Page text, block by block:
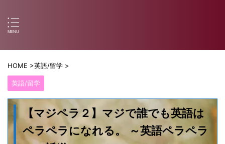
HOME >英語/留学 >
英語/留学
【マジペラ２】マジで誰でも英語は
ペラペラになれる。 ～英語ペラペラ